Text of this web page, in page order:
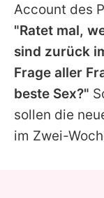
Account des
"Ratet mal,
sind zurück
Frage aller
beste Sex?"
sollen die
im Zwei-